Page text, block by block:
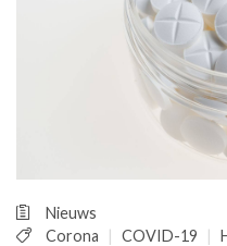
OPINIE
TARIEVEN
MEDISCHE
Nieuws
Corona
COVID-19